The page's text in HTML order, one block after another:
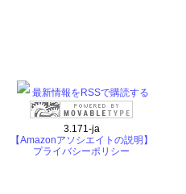
最新情報をRSSで購読する
3.171-ja
【Amazonアソシエイトの説明】
プライバシーポリシー